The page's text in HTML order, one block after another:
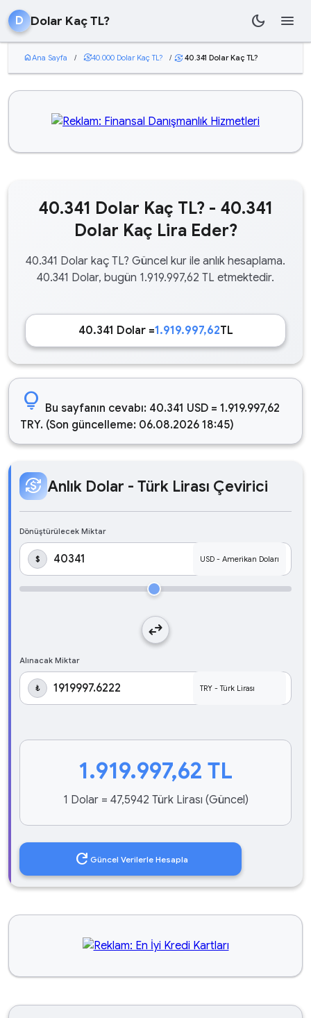
D Dolar Kaç TL? dark_mode menu
homeAna Sayfa / currency_exchange40.000 Dolar Kaç TL? / currency_exchange 40.341 Dolar Kaç TL?
40.341 Dolar Kaç TL? - 40.341
Dolar Kaç Lira Eder?
40.341 Dolar kaç TL? Güncel kur ile anlık hesaplama.
40.341 Dolar, bugün 1.919.997,62 TL etmektedir.
40.341 Dolar =1.919.997,62TL
lightbulb Bu sayfanın cevabı: 40.341 USD = 1.919.997,62
TRY. (Son güncelleme: 06.08.2026 18:45)
currency_exchange Anlık Dolar - Türk Lirası Çevirici
Dönüştürülecek Miktar
$
swap_horiz
Alınacak Miktar
₺
1.919.997,62 TL
1 Dolar = 47,5942 Türk Lirası (Güncel)
refresh Güncel Verilerle Hesapla